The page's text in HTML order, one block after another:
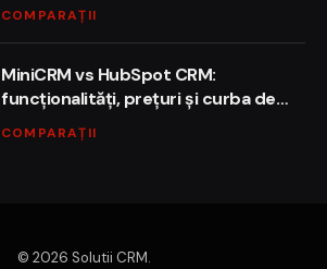
COMPARAȚII
MiniCRM vs HubSpot CRM:
funcționalități, prețuri și curba de
învățare
COMPARAȚII
© 2026 Solutii CRM.